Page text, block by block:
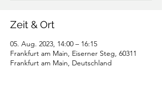
Zeit & Ort
05. Aug. 2023, 14:00 – 16:15
Frankfurt am Main, Eiserner Steg, 60311
Frankfurt am Main, Deutschland